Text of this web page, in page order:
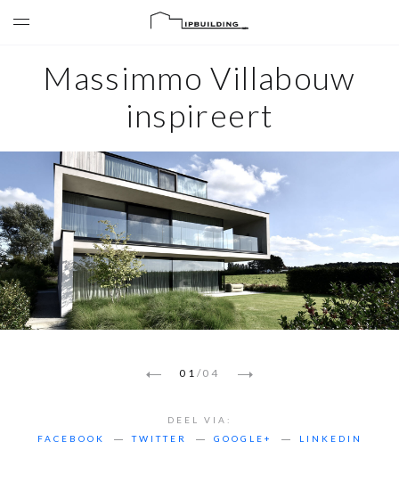
Massimmo Villabouw
inspireert
01 /04
DEEL VIA:
FACEBOOK
TWITTER GOOGLE+ LINKEDIN